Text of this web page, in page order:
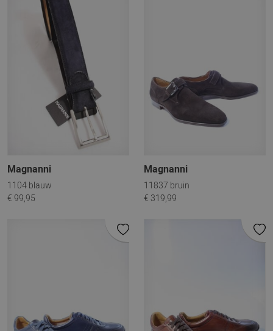
Magnanni
1104 blauw
€ 99,95
Magnanni
11837 bruin
€ 319,99